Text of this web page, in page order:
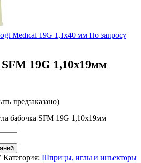
Medical 19G 1,1х40 мм По запросу
19G 1,10х19мм
предзаказано)
бабочка SFM 19G 1,10х19мм
Категория: Шприцы, иглы и инъекторы